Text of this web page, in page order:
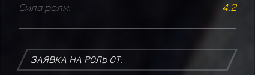
Сила роли: 4.2
ЗАЯВКА НА РОЛЬ ОТ: